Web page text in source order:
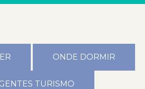
ONDE DORMIR
TURISMO